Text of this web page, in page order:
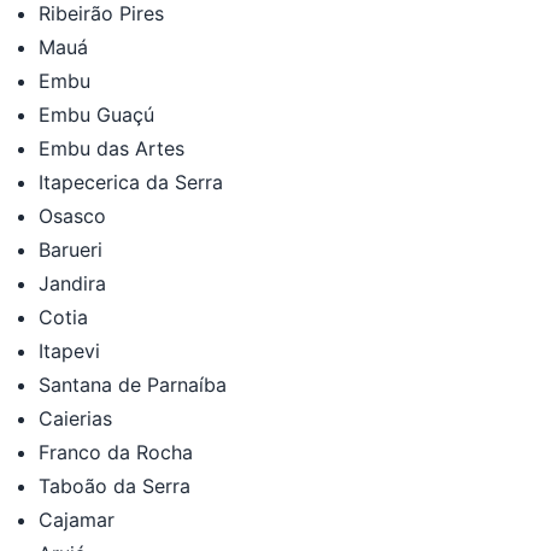
Ribeirão Pires
Mauá
Embu
Embu Guaçú
Embu das Artes
Itapecerica da Serra
Osasco
Barueri
Jandira
Cotia
Itapevi
Santana de Parnaíba
Caierias
Franco da Rocha
Taboão da Serra
Cajamar